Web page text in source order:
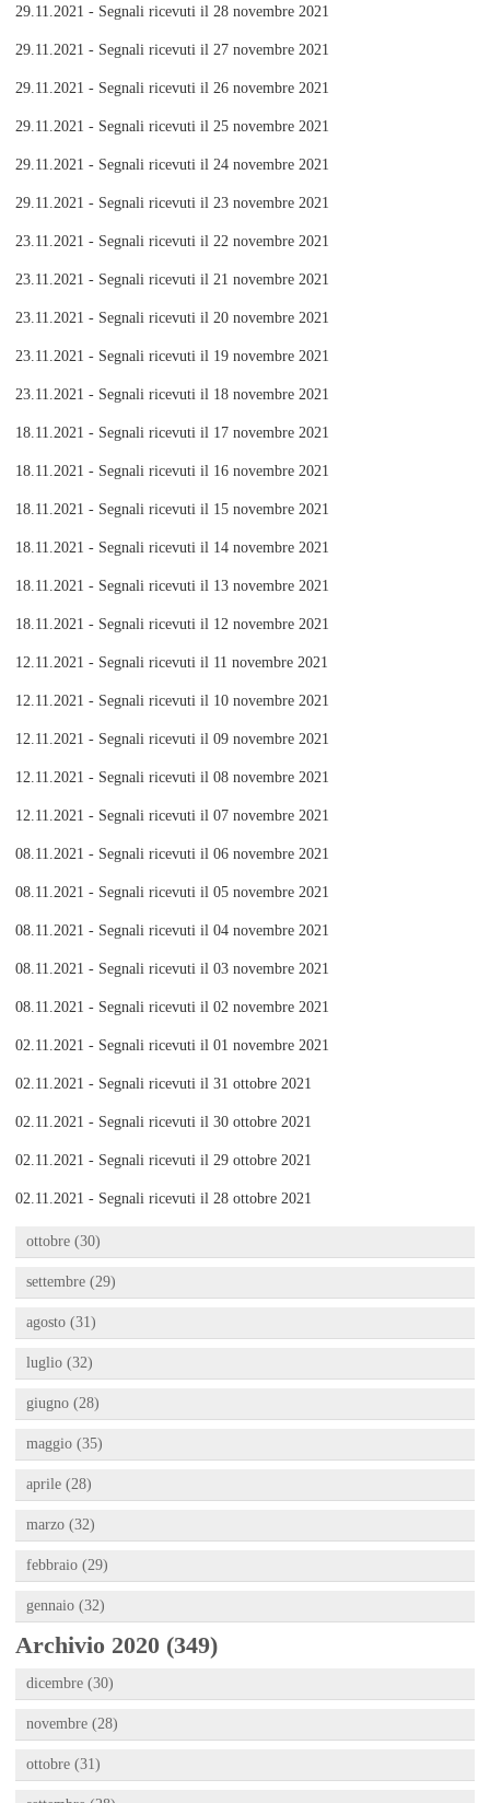
29.11.2021 - Segnali ricevuti il 28 novembre 2021
29.11.2021 - Segnali ricevuti il 27 novembre 2021
29.11.2021 - Segnali ricevuti il 26 novembre 2021
29.11.2021 - Segnali ricevuti il 25 novembre 2021
29.11.2021 - Segnali ricevuti il 24 novembre 2021
29.11.2021 - Segnali ricevuti il 23 novembre 2021
23.11.2021 - Segnali ricevuti il 22 novembre 2021
23.11.2021 - Segnali ricevuti il 21 novembre 2021
23.11.2021 - Segnali ricevuti il 20 novembre 2021
23.11.2021 - Segnali ricevuti il 19 novembre 2021
23.11.2021 - Segnali ricevuti il 18 novembre 2021
18.11.2021 - Segnali ricevuti il 17 novembre 2021
18.11.2021 - Segnali ricevuti il 16 novembre 2021
18.11.2021 - Segnali ricevuti il 15 novembre 2021
18.11.2021 - Segnali ricevuti il 14 novembre 2021
18.11.2021 - Segnali ricevuti il 13 novembre 2021
18.11.2021 - Segnali ricevuti il 12 novembre 2021
12.11.2021 - Segnali ricevuti il 11 novembre 2021
12.11.2021 - Segnali ricevuti il 10 novembre 2021
12.11.2021 - Segnali ricevuti il 09 novembre 2021
12.11.2021 - Segnali ricevuti il 08 novembre 2021
12.11.2021 - Segnali ricevuti il 07 novembre 2021
08.11.2021 - Segnali ricevuti il 06 novembre 2021
08.11.2021 - Segnali ricevuti il 05 novembre 2021
08.11.2021 - Segnali ricevuti il 04 novembre 2021
08.11.2021 - Segnali ricevuti il 03 novembre 2021
08.11.2021 - Segnali ricevuti il 02 novembre 2021
02.11.2021 - Segnali ricevuti il 01 novembre 2021
02.11.2021 - Segnali ricevuti il 31 ottobre 2021
02.11.2021 - Segnali ricevuti il 30 ottobre 2021
02.11.2021 - Segnali ricevuti il 29 ottobre 2021
02.11.2021 - Segnali ricevuti il 28 ottobre 2021
ottobre (30)
settembre (29)
agosto (31)
luglio (32)
giugno (28)
maggio (35)
aprile (28)
marzo (32)
febbraio (29)
gennaio (32)
Archivio 2020 (349)
dicembre (30)
novembre (28)
ottobre (31)